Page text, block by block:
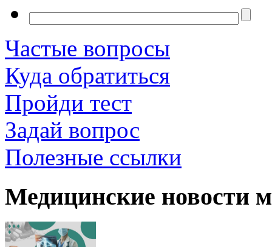
Частые вопросы
Куда обратиться
Пройди тест
Задай вопрос
Полезные ссылки
Медицинские новости